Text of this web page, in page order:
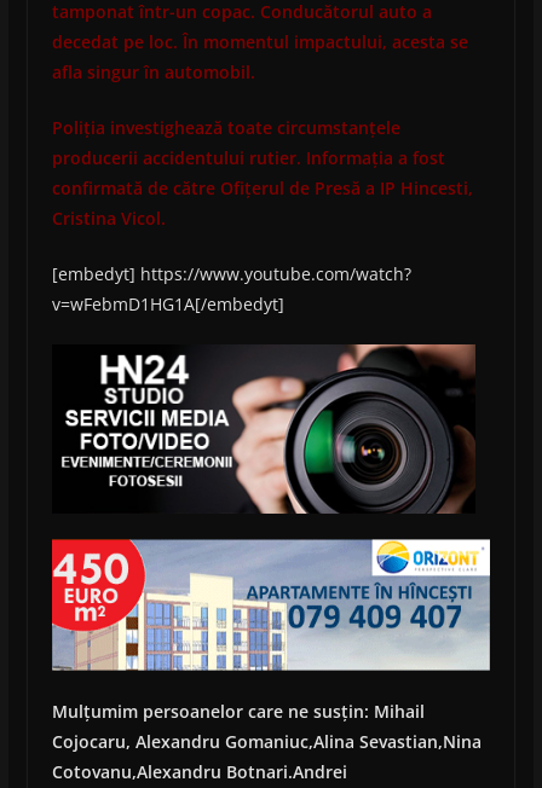
tamponat într-un copac. Conducătorul auto a
decedat pe loc. În momentul impactului, acesta se
afla singur în automobil.
Poliția investighează toate circumstanțele
producerii accidentului rutier. Informația a fost
confirmată de către Ofițerul de Presă a IP Hincesti,
Cristina Vicol.
[embedyt] https://www.youtube.com/watch?
v=wFebmD1HG1A[/embedyt]
Mulțumim persoanelor care ne susțin: Mihail
Cojocaru, Alexandru Gomaniuc,Alina Sevastian,Nina
Cotovanu,Alexandru Botnari.Andrei